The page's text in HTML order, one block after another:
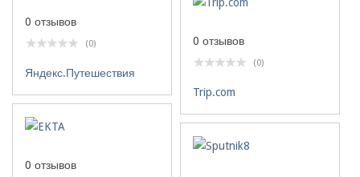
0 отзывов
(0)
Яндекс.Путешествия
0 отзывов
(0)
Trip.com
0 отзывов